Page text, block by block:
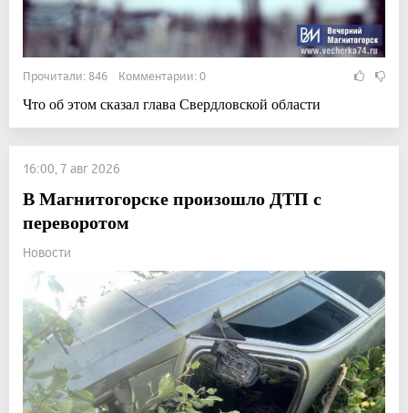
Прочитали: 846 Комментарии: 0
Что об этом сказал глава Свердловской области
16:00, 7 авг 2026
В Магнитогорске произошло ДТП с
переворотом
Новости